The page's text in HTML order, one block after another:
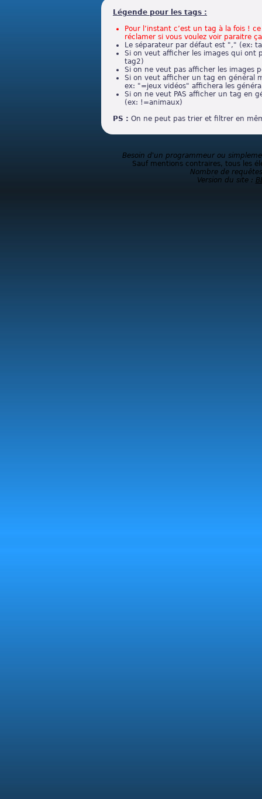
Légende pour les tags :
Pour l’instant c’est un tag à la fois !
réclamer si vous voulez voir paraitre
Le séparateur par défaut est "," (ex:
Si on veut afficher les images qui
tag2)
Si on ne veut pas afficher les images
Si on veut afficher un tag en général
ex: "=jeux vidéos" affichera les
Si on ne veut PAS afficher un tag en
(ex: !=animaux)
PS : On ne peut pas trier et filtrer en
Besoin d'un programmeur ou
Sauf mentions contraires, tous les
Nombre de
Version du site :